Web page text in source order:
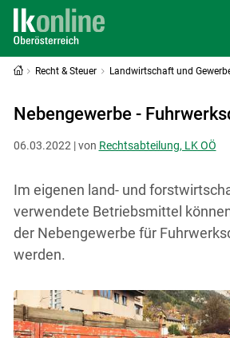
Recht & Steuer Landwirtschaft und
Nebengewerbe -
06.03.2022 | von Rechtsabteilung, LK OÖ
Im eigenen land- und
verwendete Betriebsmittel
der Nebengewerbe für
werden.